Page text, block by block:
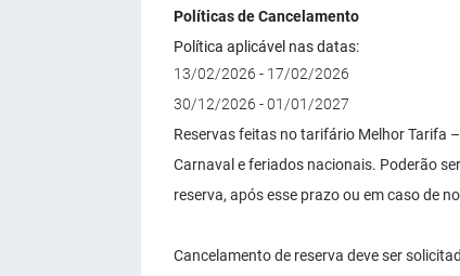
Políticas de Cancelamento
Política aplicável nas datas:
13/02/2026 - 17/02/2026
30/12/2026 - 01/01/2027
Reservas feitas no tarifário Melhor Tarifa
Carnaval e feriados nacionais. Poderão
reserva, após esse prazo ou em caso de
Cancelamento de reserva deve ser